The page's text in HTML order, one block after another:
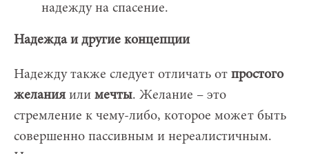
надежду на спасение.
Надежда и другие концепции
Надежду также следует отличать от простого
желания или мечты. Желание – это
стремление к чему-либо, которое может быть
совершенно пассивным и нереалистичным.